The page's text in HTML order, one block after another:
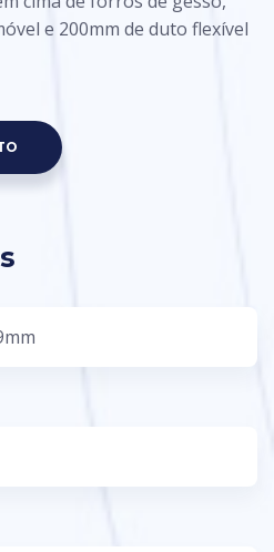
e 200mm de duto flexível